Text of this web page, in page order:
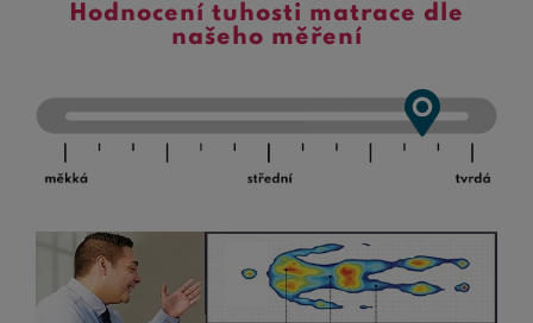
Hodnocení tuhosti matrace dle
našeho měření